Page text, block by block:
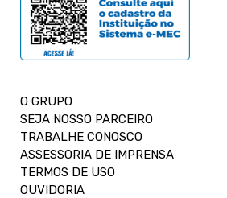
O GRUPO
SEJA NOSSO PARCEIRO
TRABALHE CONOSCO
ASSESSORIA DE IMPRENSA
TERMOS DE USO
OUVIDORIA